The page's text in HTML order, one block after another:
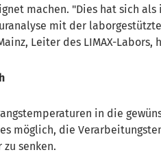
machen. "Dies hat sich
mit der
Leiter des LIMAX-Labors,
in die
möglich, die
senken.